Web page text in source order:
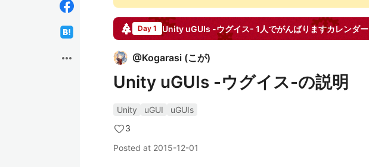
more_horiz
Day 1 Unity uGUIs -ウグイス- 1人でがんばりますカレンダー
@Kogarasi (こが)
Unity uGUIs -ウグイス-の説明
Unity uGUI
uGUIs
3
Posted at 2015-12-01